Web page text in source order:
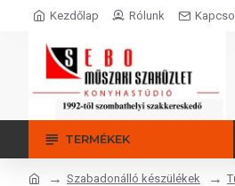
Kezdőlap Rólunk
TERMÉKEK
Szabadonálló készülékek